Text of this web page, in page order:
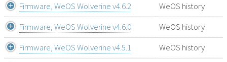
Firmware, WeOS Wolverine v4.6.2
WeOS history
Firmware, WeOS Wolverine v4.6.0
WeOS history
Firmware, WeOS Wolverine v4.5.1
WeOS history